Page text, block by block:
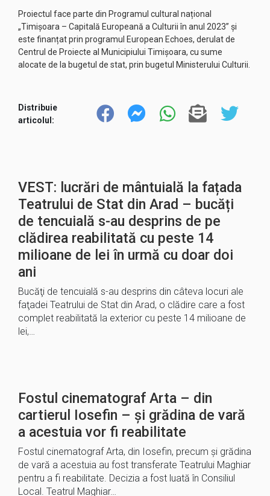
Proiectul face parte din Programul cultural național
„Timișoara – Capitală Europeană a Culturii în anul 2023” și
este finanțat prin programul European Echoes, derulat de
Centrul de Proiecte al Municipiului Timișoara, cu sume
alocate de la bugetul de stat, prin bugetul Ministerului Culturii.
Distribuie
articolul:
VEST: lucrări de mântuială la fațada
Teatrului de Stat din Arad – bucăți
de tencuială s-au desprins de pe
clădirea reabilitată cu peste 14
milioane de lei în urmă cu doar doi
ani
Bucăţi de tencuială s-au desprins din câteva locuri ale
faţadei Teatrului de Stat din Arad, o clădire care a fost
complet reabilitată la exterior cu peste 14 milioane de
lei,…
Fostul cinematograf Arta – din
cartierul Iosefin – și grădina de vară
a acestuia vor fi reabilitate
Fostul cinematograf Arta, din Iosefin, precum și grădina
de vară a acestuia au fost transferate Teatrului Maghiar
pentru a fi reabilitate. Decizia a fost luată în Consiliul
Local. Teatrul Maghiar…